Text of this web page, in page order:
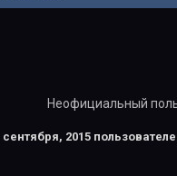
Неофициальный
сентября, 2015